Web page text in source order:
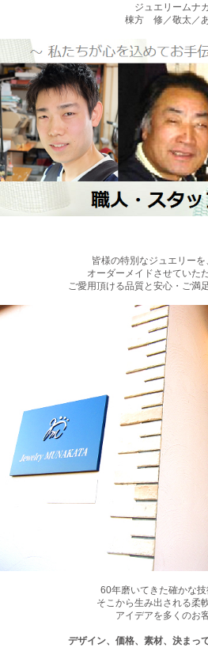
ジュエリームナ
棟方 修／敬太／
皆様の特別なジュエリー
オーダーメイドさせていた
ご愛用頂ける品質と安心・ご満
60年磨いてきた確かな技
そこから生み出される柔
アイデアを多くのお
デザイン、価格、素材、決まっ